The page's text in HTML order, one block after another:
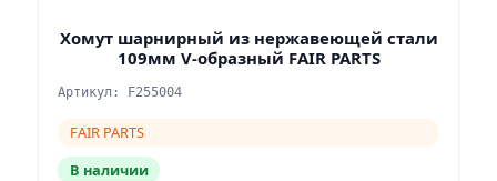
Хомут шарнирный из нержавеющей стали
109мм V-образный FAIR PARTS
Артикул: F255004
FAIR PARTS
В наличии